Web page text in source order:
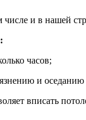
и в нашей
часов;
и
вписать